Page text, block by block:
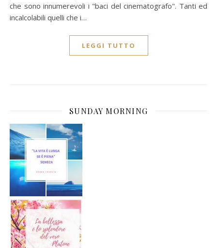
che sono innumerevoli i "baci del cinematografo". Tanti ed
incalcolabili quelli che i…
LEGGI TUTTO
SUNDAY MORNING